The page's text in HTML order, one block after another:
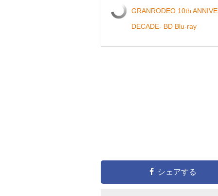
GRANRODEO 10th
DECADE- BD Blu-ray
シェアする